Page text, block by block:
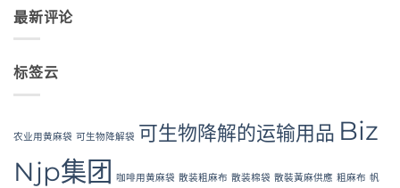
Applications
Bags
Wholesale:
Premier
Industrial
Certified
High-
最新评论
标签云
农业用黄麻袋 可生物降解袋 可生物降解的运输用品 Biz
Njp集团
咖啡用黄麻袋 散装粗麻布 散装棉袋 散裝黃麻供應 粗麻布 帆